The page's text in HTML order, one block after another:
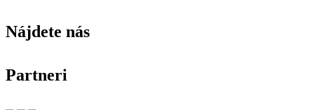
Nájdete nás
Partneri